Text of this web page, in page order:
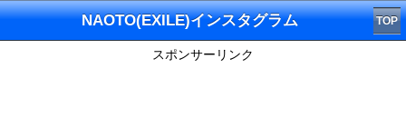
NAOTO(EXILE)インスタグラム TOP
スポンサーリンク